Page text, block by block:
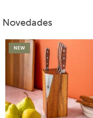
Novedades
NEW